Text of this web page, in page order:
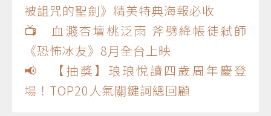
被詛咒的聖劍》精美特典海報必收
📺 血濺杏壇桃泛雨 斧劈絳帳徒弒師
《恐怖冰友》8月全台上映
📢 【抽獎】琅琅悅讀四歲周年慶登
場！TOP20人氣關鍵詞總回顧